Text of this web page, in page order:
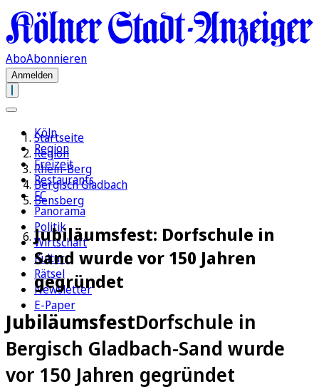
AboAbonnieren
Anmelden
Köln
Region
Freizeit
Restaurants
FC
Panorama
Politik
Wirtschaft
Kultur
Rätsel
Newsletter
E-Paper
Startseite
Region
Rhein-Berg
Bergisch Gladbach
Bensberg
Jubiläumsfest: Dorfschule in
Sand wurde vor 150 Jahren
gegründet
JubiläumsfestDorfschule in
Bergisch Gladbach-Sand wurde
vor 150 Jahren gegründet